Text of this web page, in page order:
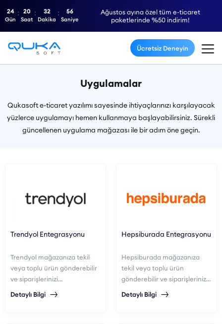
Ağustos ayına özel tüm e-ticaret
paketlerinde %50 indirim!
24
Gün
20
Saat
32
Dakika
55
Saniye
Ücretsiz Deneyin
Uygulamalar
Qukasoft e-ticaret yazılımı sayesinde ihtiyaçlarınızı karşılayacak
yüzlerce uygulamayı hemen kullanmaya başlayabilirsiniz. Sürekli
güncellenen uygulama mağazası ile bir adım öne geçin.
Trendyol Entegrasyonu
Trendyol mağazanıza tekil
veya toplu ürün gönderebilir
ve siparişlerinizi
Detaylı Bilgi
Hepsiburada Entegrasyonu
Hepsiburada mağazanıza
tekil veya toplu ürün
gönderebilir ve siparişlerinizi
Detaylı Bilgi